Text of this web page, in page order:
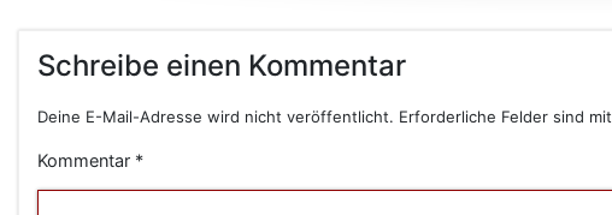
Schreibe einen Kommentar
Deine E-Mail-Adresse wird nicht veröffentlicht. Erforderliche Felder sind mit
Kommentar *